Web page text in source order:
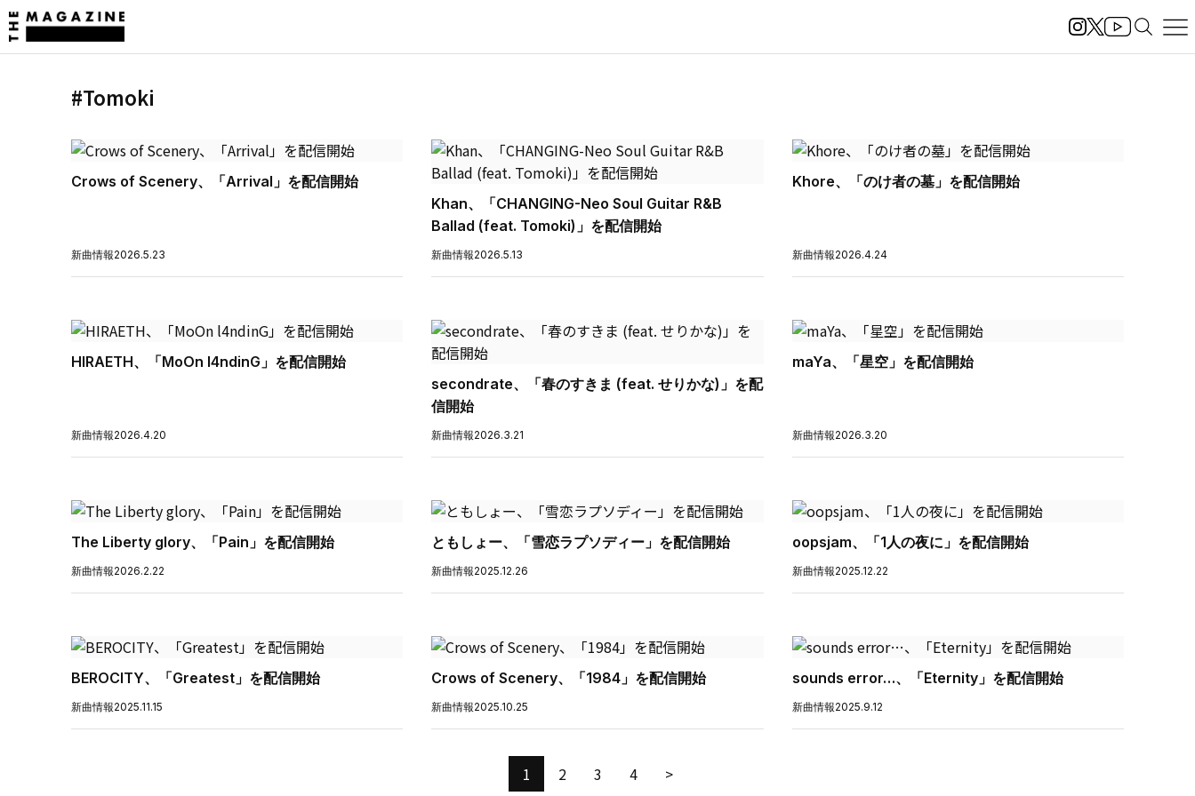
#Tomoki
Crows of Scenery、「Arrival」を配信開始
新曲情報2026.5.23
Khan、「CHANGING-Neo Soul Guitar R&B
Ballad (feat. Tomoki)」を配信開始
新曲情報2026.5.13
Khore、「のけ者の墓」を配信開始
新曲情報2026.4.24
HIRAETH、「MoOn l4ndinG」を配信開始
新曲情報2026.4.20
secondrate、「春のすきま (feat. せりかな)」を配
信開始
新曲情報2026.3.21
maYa、「星空」を配信開始
新曲情報2026.3.20
The Liberty glory、「Pain」を配信開始
新曲情報2026.2.22
ともしょー、「雪恋ラプソディー」を配信開始
新曲情報2025.12.26
oopsjam、「1人の夜に」を配信開始
新曲情報2025.12.22
BEROCITY、「Greatest」を配信開始
新曲情報2025.11.15
Crows of Scenery、「1984」を配信開始
新曲情報2025.10.25
sounds error…、「Eternity」を配信開始
新曲情報2025.9.12
1 2 3 4 >